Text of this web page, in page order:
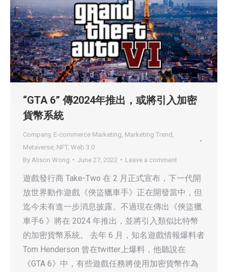
“GTA 6” 傳2024年推出，或將引入加密
貨幣系統
Company, E-commerce Marketing Marketing Trend
Metaverse NFT, Web 3.0
By Alison Wong June 27, 2022 Leave a comment
遊戲發行商 Take-Two 在 2 月正式宣布，下一代開
放世界動作遊戲《俠盜獵車手》正在開發當中，但
迄今未有進一步消息披露。不過現在傳出《俠盜獵
車手6 》將在 2024 年推出，並將引入類似比特幣
的加密貨幣系統。 去年 6 月，知名遊戲情報爆料者
Tom Henderson 曾在twitter上爆料，他聽說在
《GTA 6》中，有些遊戲任務將使用加密貨幣作為